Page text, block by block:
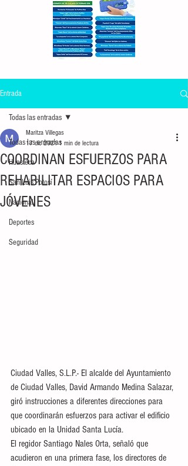
Entrada
Todas las entradas
Huasteca
San Luis Potosí
Nacional
Deportes
Seguridad
Todas las entradas
COORDINAN ESFUERZOS PARA
REHABILITAR ESPACIOS PARA
JÓVENES
Maritza Villegas
17 dic 20211 min de lectura
Ciudad Valles, S.L.P.- El alcalde del Ayuntamiento
de Ciudad Valles, David Armando Medina Salazar,
giró instrucciones a diferentes direcciones para
que coordinarán esfuerzos para activar el edificio
ubicado en la Unidad Santa Lucía.
El regidor Santiago Nales Orta, señaló que
acudieron en una primera fase, los directores de